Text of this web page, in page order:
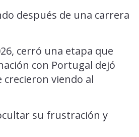
después de una carrera
cerró una etapa que
con Portugal dejó
viendo al
su frustración y